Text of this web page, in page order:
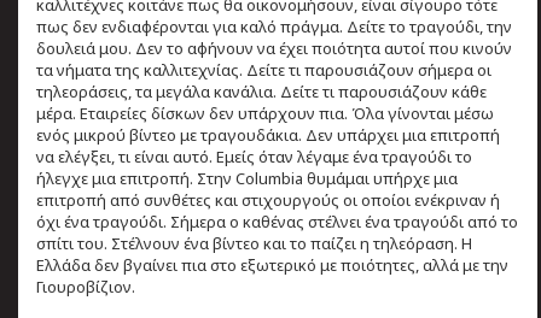
καλλιτέχνες κοιτάνε πως θα οικονομήσουν, είναι σίγουρο τότε
πως δεν ενδιαφέρονται για καλό πράγμα. Δείτε το τραγούδι, την
δουλειά μου. Δεν το αφήνουν να έχει ποιότητα αυτοί που κινούν
τα νήματα της καλλιτεχνίας. Δείτε τι παρουσιάζουν σήμερα οι
τηλεοράσεις, τα μεγάλα κανάλια. Δείτε τι παρουσιάζουν κάθε
μέρα. Εταιρείες δίσκων δεν υπάρχουν πια. Όλα γίνονται μέσω
ενός μικρού βίντεο με τραγουδάκια. Δεν υπάρχει μια επιτροπή
να ελέγξει, τι είναι αυτό. Εμείς όταν λέγαμε ένα τραγούδι το
ήλεγχε μια επιτροπή. Στην Columbia θυμάμαι υπήρχε μια
επιτροπή από συνθέτες και στιχουργούς οι οποίοι ενέκριναν ή
όχι ένα τραγούδι. Σήμερα ο καθένας στέλνει ένα τραγούδι από το
σπίτι του. Στέλνουν ένα βίντεο και το παίζει η τηλεόραση. Η
Ελλάδα δεν βγαίνει πια στο εξωτερικό με ποιότητες, αλλά με την
Γιουροβίζιον.